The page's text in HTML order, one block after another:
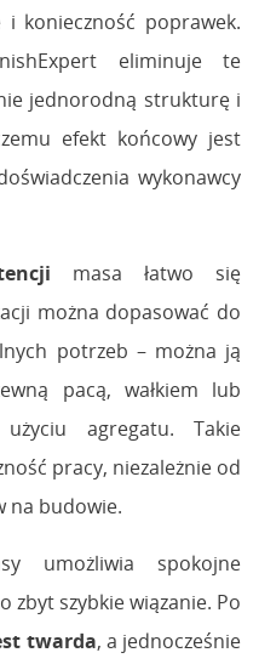
konieczność poprawek.
eliminuje te
jednorodną strukturę i
efekt końcowy jest
wykonawcy
masa łatwo się
można dopasować do
potrzeb – można ją
pacą, wałkiem lub
agregatu. Takie
pracy, niezależnie od
na budowie.
umożliwia spokojne
zbyt szybkie wiązanie. Po
twarda, a jednocześnie